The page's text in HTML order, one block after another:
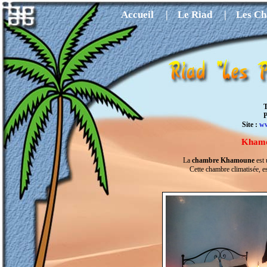
Accueil|Le Riad|Les
Site :
La chambre Khamouneest
Cette chambre climatisée,